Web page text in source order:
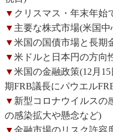
▼ クリスマス・年末年始
▼ 主要な株式市場(米国中
▼米国の国債市場と長期
▼米ドルと日本円の方向
▼米国の金融政策(12月
期FRB議長にパウエル
▼ 新型コロナウイルスの
の感染拡大や懸念など)